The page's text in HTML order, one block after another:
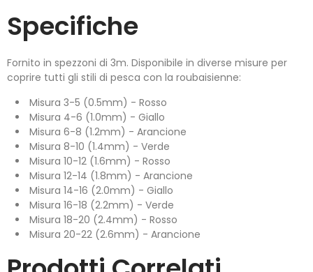
Specifiche
Fornito in spezzoni di 3m. Disponibile in diverse misure per
coprire tutti gli stili di pesca con la roubaisienne:
Misura 3-5 (0.5mm) - Rosso
Misura 4-6 (1.0mm) - Giallo
Misura 6-8 (1.2mm) - Arancione
Misura 8-10 (1.4mm) - Verde
Misura 10-12 (1.6mm) - Rosso
Misura 12-14 (1.8mm) - Arancione
Misura 14-16 (2.0mm) - Giallo
Misura 16-18 (2.2mm) - Verde
Misura 18-20 (2.4mm) - Rosso
Misura 20-22 (2.6mm) - Arancione